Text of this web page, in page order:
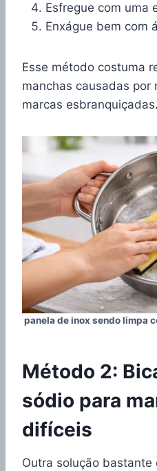
Esfregue com uma
Enxágue bem com
Esse método costuma
manchas causadas por
marcas esbranquiçadas.
panela de inox sendo limpa
Método 2:
sódio para
difíceis
Outra solução bastante